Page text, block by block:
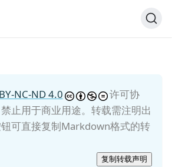
NC-ND 4.0
许可协
止用于商业用途。转载需注明出
可直接复制Markdown格式的转
复制转载声明